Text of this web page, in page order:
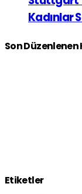
Kadınlar
Son
Etiketler